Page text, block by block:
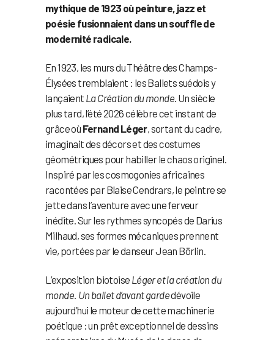
mythique de 1923 où peinture, jazz et
poésie fusionnaient dans un souffle de
modernité radicale.
En 1923, les murs du Théâtre des Champs-
Élysées tremblaient : les Ballets suédois y
lançaient La Création du monde. Un siècle
plus tard, l’été 2026 célèbre cet instant de
grâce où Fernand Léger, sortant du cadre,
imaginait des décors et des costumes
géométriques pour habiller le chaos originel.
Inspiré par les cosmogonies africaines
racontées par Blaise Cendrars, le peintre se
jette dans l’aventure avec une ferveur
inédite. Sur les rythmes syncopés de Darius
Milhaud, ses formes mécaniques prennent
vie, portées par le danseur Jean Börlin.
L’exposition biotoise Léger et la création du
monde. Un ballet d’avant gardedévoile
aujourd’hui le moteur de cette machinerie
poétique : un prêt exceptionnel de dessins